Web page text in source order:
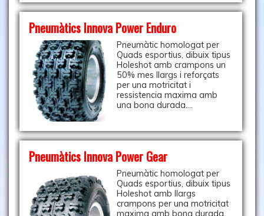
Pneumàtics Innova Power Enduro
Pneumàtic homologat per
Quads esportius, dibuix tipus
Holeshot amb crampons un
50% mes llargs i reforçats
per una motricitat i
ressistencia maxima amb
una bona durada....
Pneumàtics Innova Power Gear
Pneumàtic homologat per
Quads esportius, dibuix tipus
Holeshot amb llargs
crampons per una motricitat
maxima amb bona durada.